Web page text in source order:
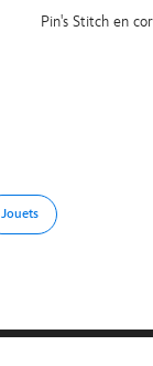
Pin's Stitch en
Jouets